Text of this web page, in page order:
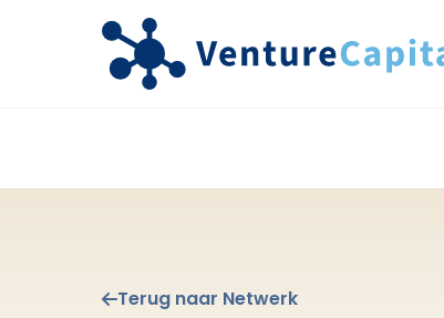
Terug naar Netwerk